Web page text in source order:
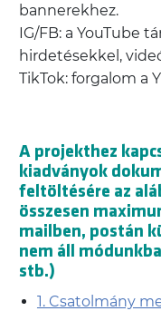
bannerekhez.
IG/FB: a YouTube
hirdetésekkel,
TikTok: forgalom a
A projekthez
kiadványok
feltöltésére az
összesen
mailben, postán
nem áll
stb.)
1. Csatolmány